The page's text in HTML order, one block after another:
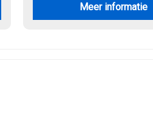
Meer informatie